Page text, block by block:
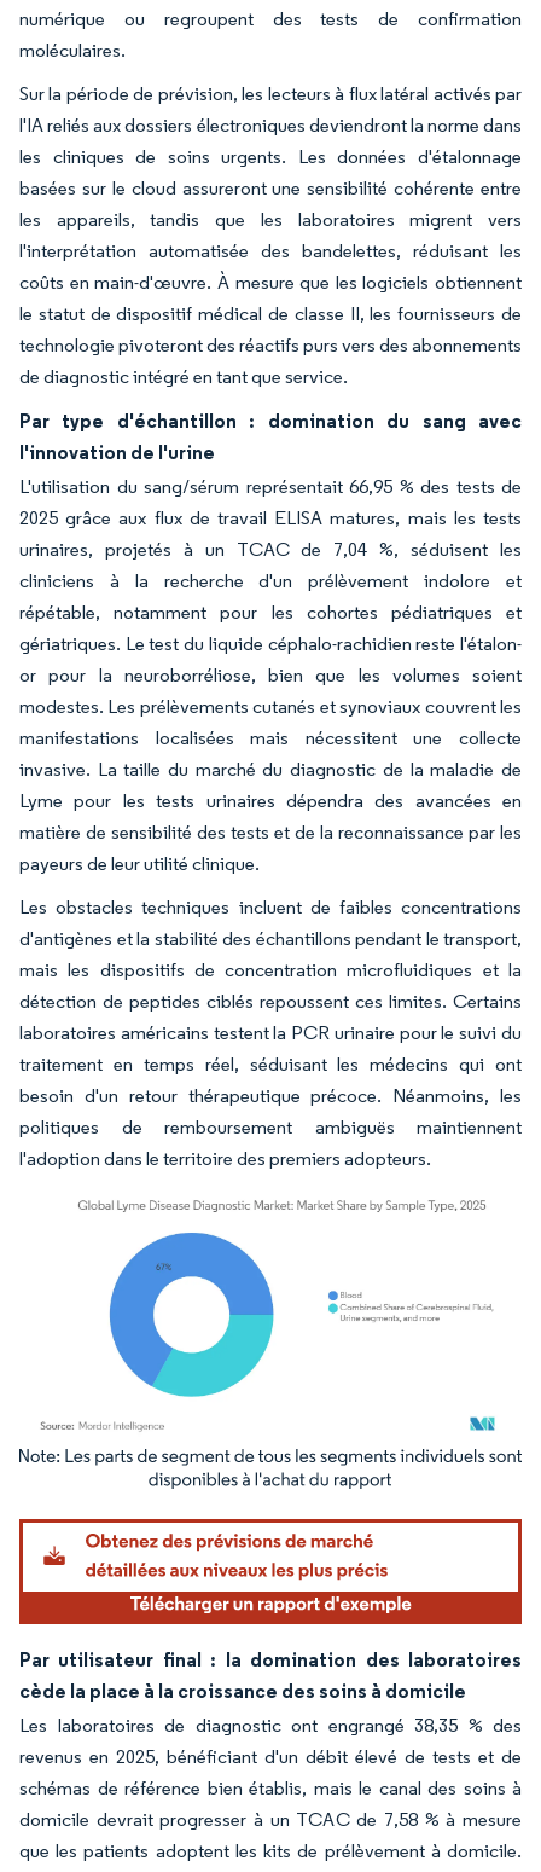
numérique ou regroupent des tests de confirmation
moléculaires.
Sur la période de prévision, les lecteurs à flux latéral activés par
l'IA reliés aux dossiers électroniques deviendront la norme dans
les cliniques de soins urgents. Les données d'étalonnage
basées sur le cloud assureront une sensibilité cohérente entre
les appareils, tandis que les laboratoires migrent vers
l'interprétation automatisée des bandelettes, réduisant les
coûts en main-d'œuvre. À mesure que les logiciels obtiennent
le statut de dispositif médical de classe II, les fournisseurs de
technologie pivoteront des réactifs purs vers des abonnements
de diagnostic intégré en tant que service.
Par type d'échantillon : domination du sang avec
l'innovation de l'urine
L'utilisation du sang/sérum représentait 66,95 % des tests de
2025 grâce aux flux de travail ELISA matures, mais les tests
urinaires, projetés à un TCAC de 7,04 %, séduisent les
cliniciens à la recherche d'un prélèvement indolore et
répétable, notamment pour les cohortes pédiatriques et
gériatriques. Le test du liquide céphalo-rachidien reste l'étalon-
or pour la neuroborréliose, bien que les volumes soient
modestes. Les prélèvements cutanés et synoviaux couvrent les
manifestations localisées mais nécessitent une collecte
invasive. La taille du marché du diagnostic de la maladie de
Lyme pour les tests urinaires dépendra des avancées en
matière de sensibilité des tests et de la reconnaissance par les
payeurs de leur utilité clinique.
Les obstacles techniques incluent de faibles concentrations
d'antigènes et la stabilité des échantillons pendant le transport,
mais les dispositifs de concentration microfluidiques et la
détection de peptides ciblés repoussent ces limites. Certains
laboratoires américains testent la PCR urinaire pour le suivi du
traitement en temps réel, séduisant les médecins qui ont
besoin d'un retour thérapeutique précoce. Néanmoins, les
politiques de remboursement ambiguës maintiennent
l'adoption dans le territoire des premiers adopteurs.
Image © Mordor Intelligence. La réutilisation nécessite une attribution sous CC BY
Par utilisateur final : la domination des laboratoires
cède la place à la croissance des soins à domicile
Les laboratoires de diagnostic ont engrangé 38,35 % des
revenus en 2025, bénéficiant d'un débit élevé de tests et de
schémas de référence bien établis, mais le canal des soins à
domicile devrait progresser à un TCAC de 7,58 % à mesure
que les patients adoptent les kits de prélèvement à domicile.